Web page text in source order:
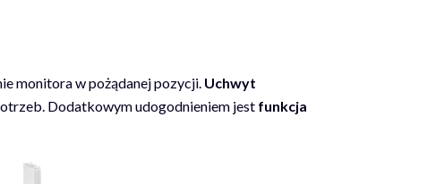
monitora w pożądanej pozycji. Uchwyt
Dodatkowym udogodnieniem jest funkcja